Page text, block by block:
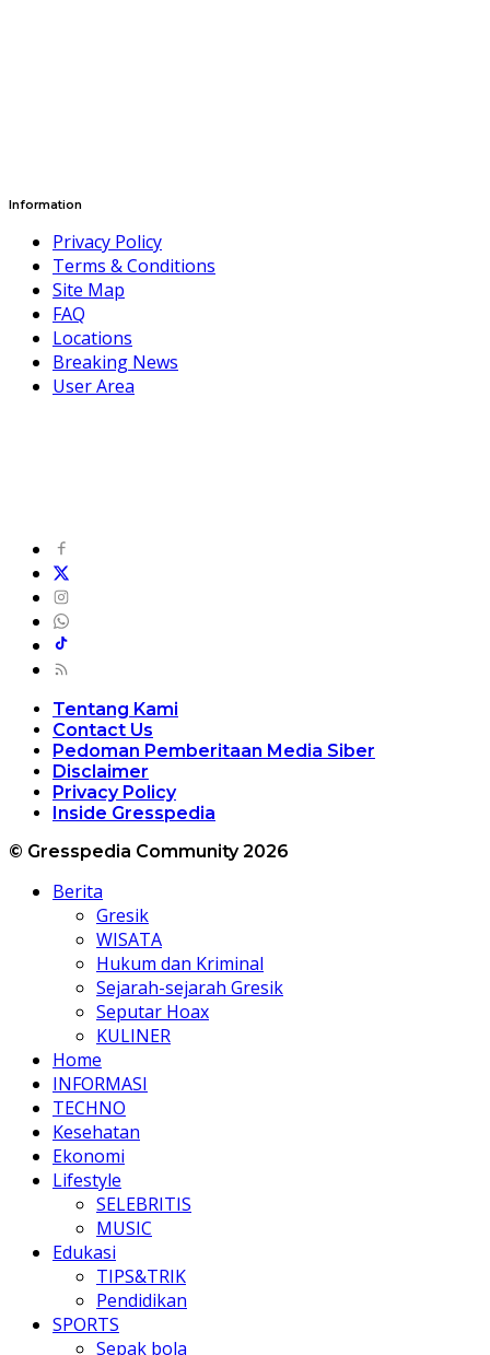
Information
Privacy Policy
Terms & Conditions
Site Map
FAQ
Locations
Breaking News
User Area
Tentang Kami
Contact Us
Pedoman Pemberitaan Media Siber
Disclaimer
Privacy Policy
Inside Gresspedia
© Gresspedia Community 2026
Berita
Gresik
WISATA
Hukum dan Kriminal
Sejarah-sejarah Gresik
Seputar Hoax
KULINER
Home
INFORMASI
TECHNO
Kesehatan
Ekonomi
Lifestyle
SELEBRITIS
MUSIC
Edukasi
TIPS&TRIK
Pendidikan
SPORTS
Sepak bola